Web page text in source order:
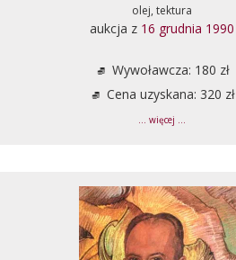
olej, tektura
aukcja z 16 grudnia 1990
Wywoławcza: 180 zł
Cena uzyskana: 320 zł
... więcej ...